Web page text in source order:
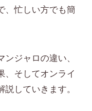
、忙しい方でも簡
ジャロの違い、
、そしてオンライ
していきます。